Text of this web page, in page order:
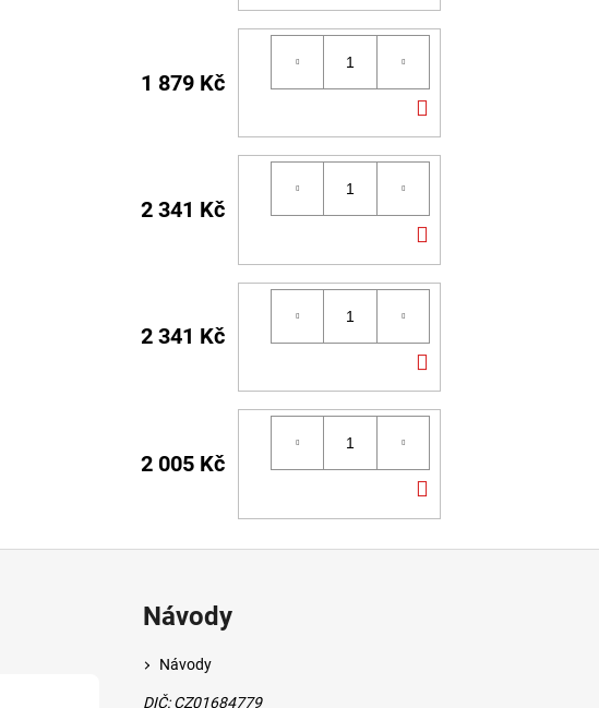
KOŠÍKU
1 879 Kč
KOŠÍKU
2 341 Kč
KOŠÍKU
2 341 Kč
KOŠÍKU
2 005 Kč
KOŠÍKU
Návody
Návody
DIČ: CZ01684779